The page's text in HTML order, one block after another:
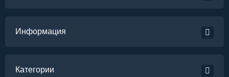
Информация
Категории